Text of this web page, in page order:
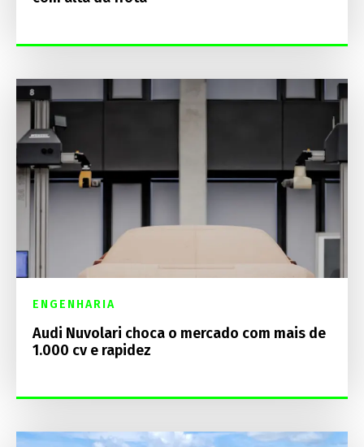
ENGENHARIA
Audi Nuvolari choca o mercado com mais de
1.000 cv e rapidez